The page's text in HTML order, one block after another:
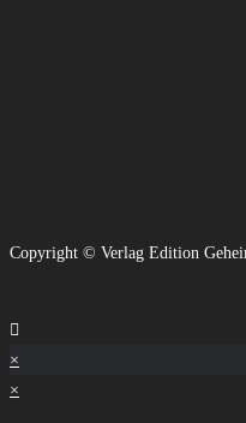
Copyright © Verlag Edition
×
×